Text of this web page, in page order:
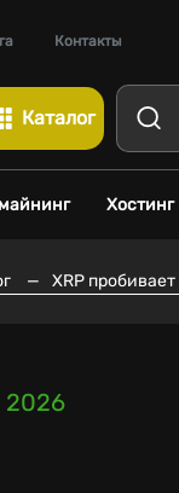
Контакты
Каталог
Хостинг
— XRP
2026